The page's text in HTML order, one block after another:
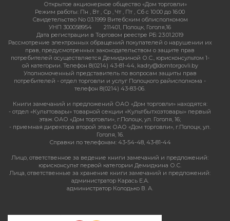
Открытое акционерное общество «Дом торговли»
Режим работы: Пн , Вт , Ср , Чт , Пт , Сб c 10:00 до 16:00
Свидетельство No 03.1999 Витебским облисполкомом
УНП 300058954
211401, Полоцк, Гоголя,16
Дата регистрации в Торговом реестре РБ: 23.01.2019
Рассмотрение электронных обращений покупателей о нарушении их
прав, предусмотренных законодательством о защите прав
потребителей осуществляется Демидкиной О.С., юрисконсультом 1-
ой категории. Телефон 8(0214) 43-81-44, kadry@domtorgovli.by
Уполномоченный представитель по вопросам защиты прав
потребителей - отдел торговли и услуг Полоцкого райисполкома -
телефон 8(0214) 43-83-06.
Книги замечаний и предложений ОАО «Дом торговли» находятся:
- отдел «Культтовары» товарной секции «Культбытхозтовары» первый
этаж ОАО «Дом торговли», г.Полоцк, ул. Гоголя, 16;
- приемная директора второй этаж ОАО «Дом торговли», г.Полоцк, ул.
Гоголя, 16.
Справки по телефонам: 43-54-48, 43-81-44
Лицо, ответственное за ведение книги замечаний и предложений:
юрисконсульт первой категории Демидкина О.С.
Лица, ответственные за хранение книги замечаний и предложений:
администратор Карась Е.А.
администратор Колодько В. А.